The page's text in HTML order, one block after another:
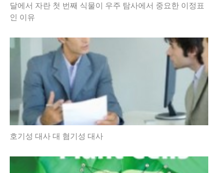
달에서 자란 첫 번째 식물이 우주 탐사에서 중요한 이정표
인 이유
호기성 대사 대 혐기성 대사